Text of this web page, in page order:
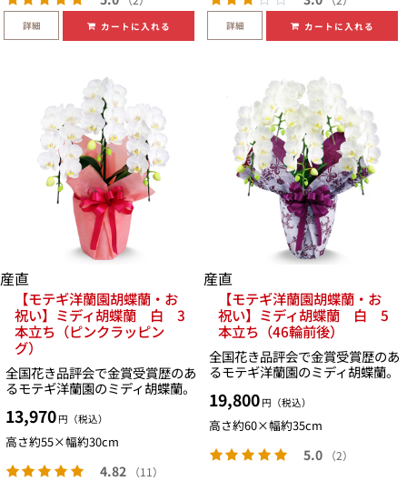
詳細 カートに入れる 詳細 カートに入れる
産直
【モテギ洋蘭園胡蝶蘭・お
祝い】ミディ胡蝶蘭 白 3
本立ち（ピンクラッピン
グ）
全国花き品評会で金賞受賞歴のあ
るモテギ洋蘭園のミディ胡蝶蘭。
13,970 円（税込）
高さ約55×幅約30cm
4.82 （11）
産直
【モテギ洋蘭園胡蝶蘭・お
祝い】ミディ胡蝶蘭 白 5
本立ち（46輪前後）
全国花き品評会で金賞受賞歴のあ
るモテギ洋蘭園のミディ胡蝶蘭。
19,800 円（税込）
高さ約60×幅約35cm
5.0 （2）